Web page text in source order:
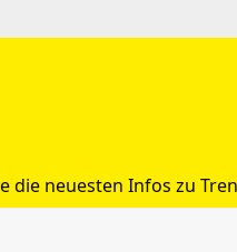
neuesten Infos zu